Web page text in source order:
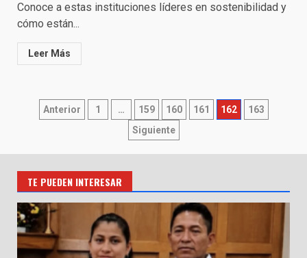
Conoce a estas instituciones líderes en sostenibilidad y
cómo están...
Leer Más
Paginación
entradas
Anterior 1 … 159 160 161 162
163
Siguiente
TE PUEDEN INTERESAR